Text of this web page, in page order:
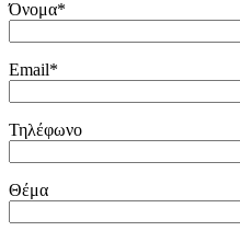
Όνομα*
Email*
Τηλέφωνο
Θέμα